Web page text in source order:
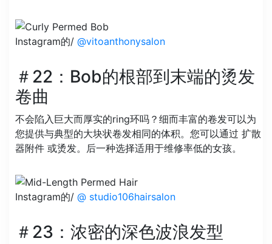
Instagram的/ @vitoanthonysalon
＃22：Bob的根部到末端的烫发
卷曲
不会陷入巨大而厚实的ring环吗？细而丰富的卷发可以为
您提供与典型的大块状卷发相同的体积。您可以通过 扩散
器附件 或烫发。后一种选择适用于维修率低的女孩。
Instagram的/ @ studio106hairsalon
＃23：浓密的深色波浪发型